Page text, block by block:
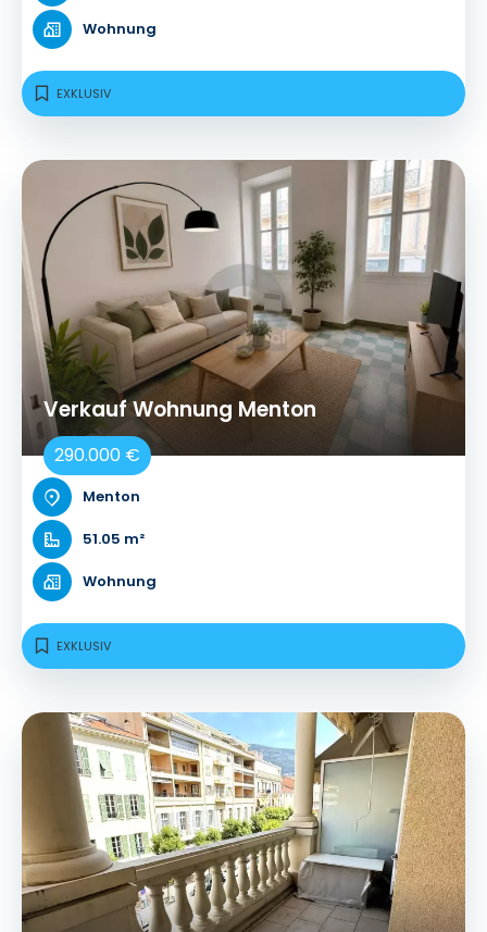
Wohnung
EXKLUSIV
Verkauf Wohnung Menton
290.000 €
Menton
51.05 m²
Wohnung
EXKLUSIV